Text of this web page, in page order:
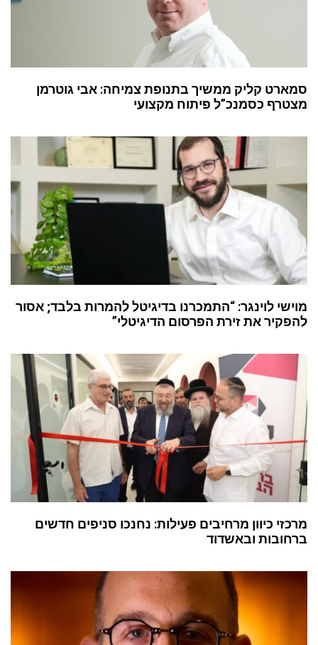
סמארט קליק ממשיך בתנופת צמיחה: אבי גוטרמן
מצטרף כסמנכ”ל פיתוח מקצועי
מוישי לוינגר: “התמכרנו בדיגיטל להמרות בלבד; אסור
להפקיר את זירת הפרסום הדיגיטלי”
מרכזי כיוון מרחיבים פעילות: נחנכו סניפים חדשים
ברחובות ובאשדוד